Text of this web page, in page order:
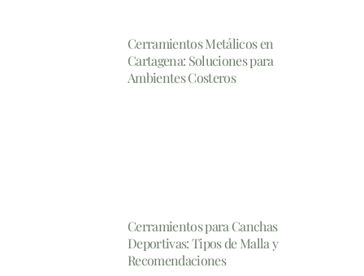
Cerramientos Metálicos en
Cartagena: Soluciones para
Ambientes Costeros
Cerramientos para Canchas
Deportivas: Tipos de Malla y
Recomendaciones